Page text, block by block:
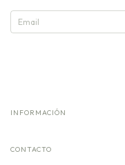
INFORMACIÓN
CONTACTO